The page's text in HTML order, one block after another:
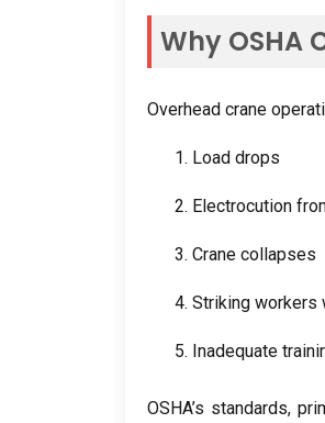
Why OSHA
Overhead crane
1. Load drops
2. Electrocution
3. Crane collapses
4. Striking workers
5. Inadequate
OSHA’s standards,